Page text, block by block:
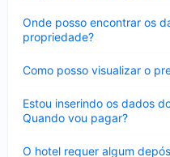
Onde posso encontrar os
propriedade?
Como posso visualizar o
Estou inserindo os dados
Quando vou pagar?
O hotel requer algum